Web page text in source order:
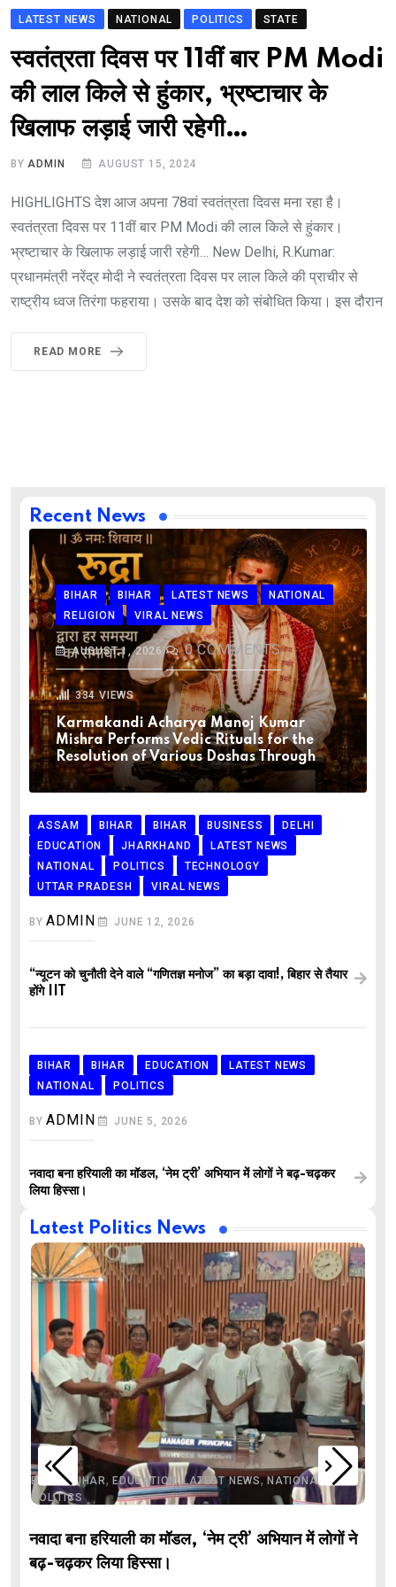
LATEST NEWS NATIONAL POLITICS STATE
स्वतंत्रता दिवस पर 11वीं बार PM Modi
की लाल किले से हुंकार, भ्रष्टाचार के
खिलाफ लड़ाई जारी रहेगी…
BY ADMIN AUGUST 15, 2024
HIGHLIGHTS देश आज अपना 78वां स्वतंत्रता दिवस मना रहा है।
स्वतंत्रता दिवस पर 11वीं बार PM Modi की लाल किले से हुंकार।
भ्रष्टाचार के खिलाफ लड़ाई जारी रहेगी… New Delhi, R.Kumar:
प्रधानमंत्री नरेंद्र मोदी ने स्वतंत्रता दिवस पर लाल किले की प्राचीर से
राष्ट्रीय ध्वज तिरंगा फहराया। उसके बाद देश को संबोधित किया। इस दौरान
READ MORE
Recent News
BIHAR BIHAR LATEST NEWS
NATIONAL
RELIGION
VIRAL NEWS
AUGUST 1, 2026 0COMMENTS
334VIEWS
Karmakandi Acharya Manoj Kumar
Mishra Performs Vedic Rituals for the
Resolution of Various Doshas Through
ASSAM BIHAR BIHAR BUSINESS
DELHI
EDUCATION
JHARKHAND
LATEST NEWS
NATIONAL
POLITICS
TECHNOLOGY
UTTAR PRADESH
VIRAL NEWS
BYADMIN JUNE 12, 2026
“न्यूटन को चुनौती देने वाले “गणितज्ञ मनोज” का बड़ा दावा!, बिहार से तैयार
होंगे IIT
BIHAR BIHAR EDUCATION
LATEST NEWS
NATIONAL
POLITICS
BYADMIN JUNE 5, 2026
नवादा बना हरियाली का मॉडल, ‘नेम ट्री’ अभियान में लोगों ने बढ़-चढ़कर
लिया हिस्सा।
Latest Politics News
BIHAR,BIHAR, EDUCATION,LATEST NEWS,NATIONAL
POLITICS
नवादा बना हरियाली का मॉडल, ‘नेम ट्री’ अभियान में लोगों ने
बढ़-चढ़कर लिया हिस्सा।